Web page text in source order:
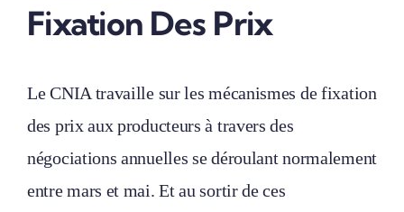
Fixation Des Prix
Le CNIA travaille sur les mécanismes de fixation
des prix aux producteurs à travers des
négociations annuelles se déroulant normalement
entre mars et mai. Et au sortir de ces